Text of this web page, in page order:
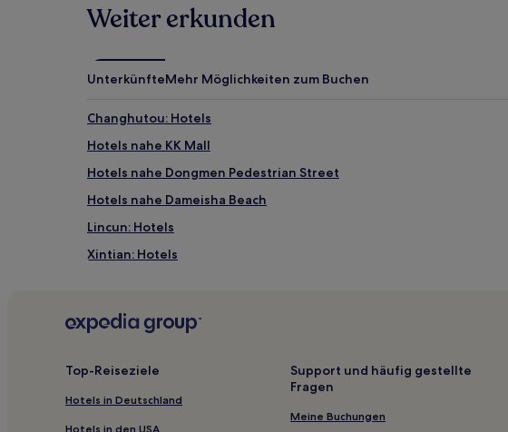
ändern.
zusätzliche
Bedingungen
Weiter erkunden
UnterkünfteMehr Möglichkeiten zum Buchen
Changhutou: Hotels
Hotels nahe KK Mall
Hotels nahe Dongmen Pedestrian Street
Hotels nahe Dameisha Beach
Lincun: Hotels
Xintian: Hotels
Hotels nahe Yuanfen Station
Hotels nahe Bahnhof Shenzhen Pingshan
Hotels nahe Luohu-North-Station
Top-Reiseziele
Hotels in Deutschland
Hotels in den USA
Support und häufig gestellte
Fragen
Meine Buchungen